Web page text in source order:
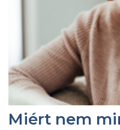
Miért nem